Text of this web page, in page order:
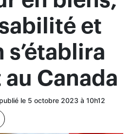
et
Canada
le 5 octobre 2023 à 10h12